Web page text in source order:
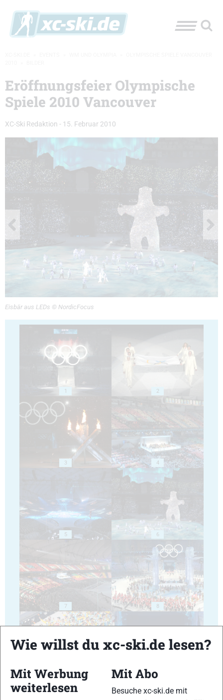
Eröffnungsfeier Olympische
Spiele 2010 Vancouver
XC-Ski Redaktion - 15. Februar 2010
Eisbär aus LEDs © NordicFocus
1 2
3 4
5 6
7 8
9 10
Wie willst du xc-ski.de lesen?
Mit Werbung
weiterlesen
Mit Abo
Besuche xc-ski.de mit